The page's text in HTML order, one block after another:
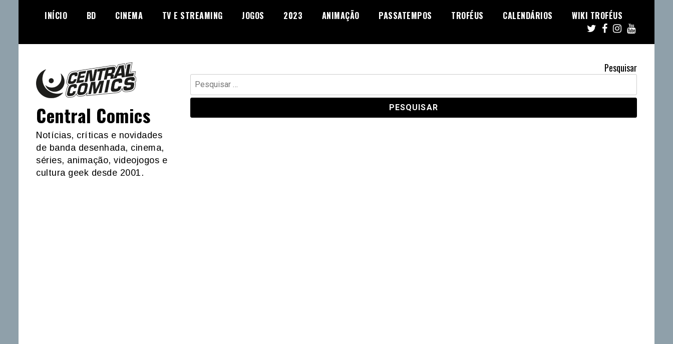
INÍCIO BD CINEMA TV E STREAMING JOGOS 2023 ANIMAÇÃO PASSATEMPOS TROFÉUS CALENDÁRIOS WIKI TROFÉUS
Pesquisar
Pesquisar
por:
Central Comics
Notícias, críticas e novidades
de banda desenhada, cinema,
séries, animação, videojogos e
cultura geek desde 2001.